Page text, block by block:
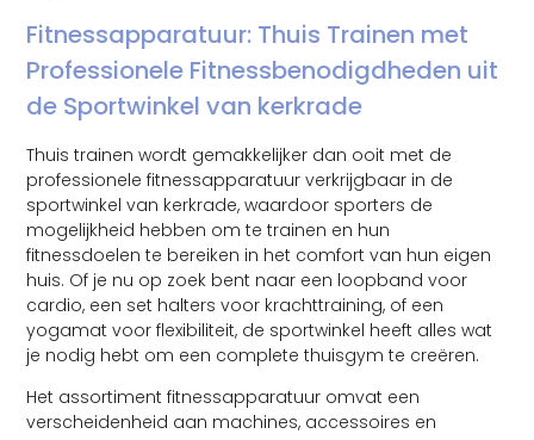
Fitnessapparatuur: Thuis Trainen met
Professionele Fitnessbenodigdheden uit
de Sportwinkel van kerkrade
Thuis trainen wordt gemakkelijker dan ooit met de
professionele fitnessapparatuur verkrijgbaar in de
sportwinkel van kerkrade, waardoor sporters de
mogelijkheid hebben om te trainen en hun
fitnessdoelen te bereiken in het comfort van hun eigen
huis. Of je nu op zoek bent naar een loopband voor
cardio, een set halters voor krachttraining, of een
yogamat voor flexibiliteit, de sportwinkel heeft alles wat
je nodig hebt om een complete thuisgym te creëren.
Het assortiment fitnessapparatuur omvat een
verscheidenheid aan machines, accessoires en